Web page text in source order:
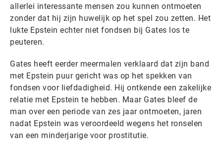
allerlei interessante mensen zou kunnen ontmoeten
zonder dat hij zijn huwelijk op het spel zou zetten. Het
lukte Epstein echter niet fondsen bij Gates los te
peuteren.
Gates heeft eerder meermalen verklaard dat zijn band
met Epstein puur gericht was op het spekken van
fondsen voor liefdadigheid. Hij ontkende een zakelijke
relatie met Epstein te hebben. Maar Gates bleef de
man over een periode van zes jaar ontmoeten, jaren
nadat Epstein was veroordeeld wegens het ronselen
van een minderjarige voor prostitutie.